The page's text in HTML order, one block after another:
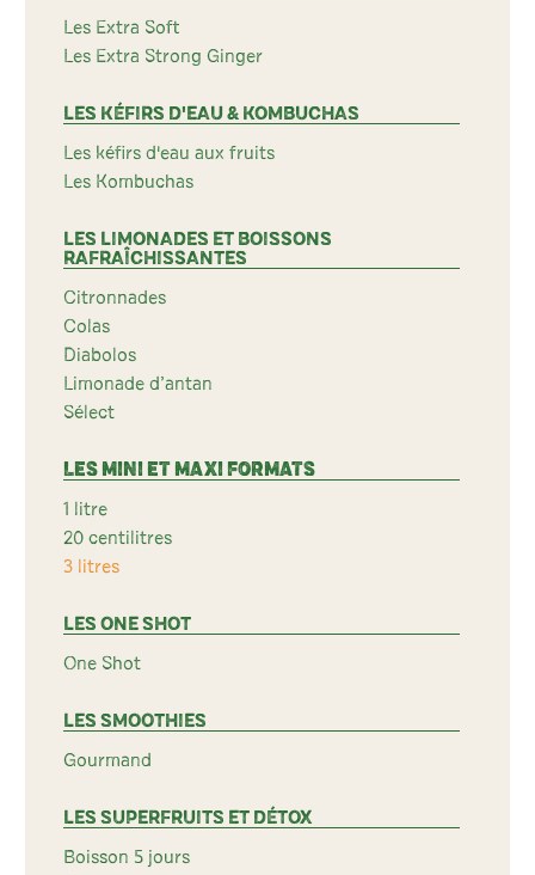
Les Extra Soft
Les Extra Strong Ginger
LES KÉFIRS D'EAU & KOMBUCHAS
Les kéfirs d'eau aux fruits
Les Kombuchas
LES LIMONADES ET BOISSONS
RAFRAÎCHISSANTES
Citronnades
Colas
Diabolos
Limonade d’antan
Sélect
LES MINI ET MAXI FORMATS
1 litre
20 centilitres
3 litres
LES ONE SHOT
One Shot
LES SMOOTHIES
Gourmand
LES SUPERFRUITS ET DÉTOX
Boisson 5 jours